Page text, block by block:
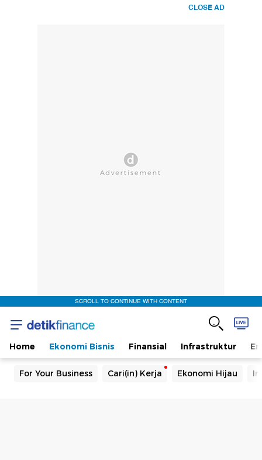
CLOSE AD
SCROLL TO CONTINUE WITH CONTENT
Home Ekonomi Bisnis Finansial Infrastruktur
For Your Business Cari(in) Kerja Ekonomi Hijau